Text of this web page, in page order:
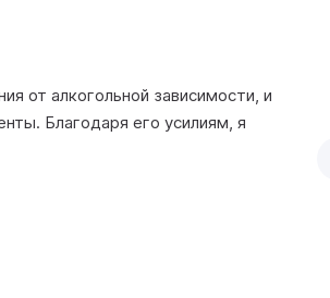
от алкогольной зависимости, и
Благодаря его усилиям, я